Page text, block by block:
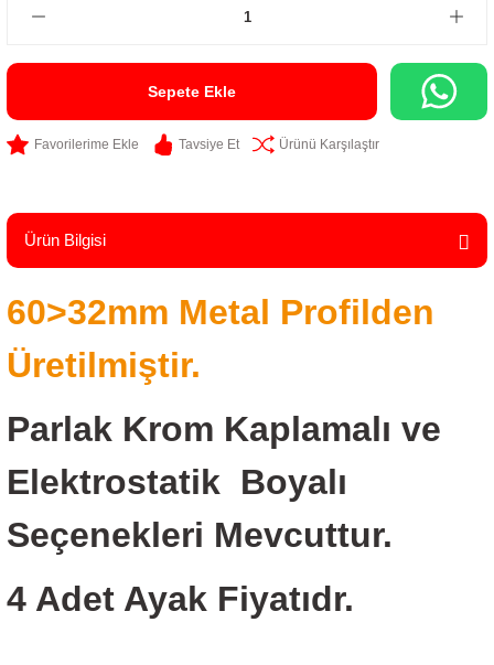
Sepete Ekle
Tavsiye Et Ürünü Karşılaştır
Ürün Bilgisi
60>32mm Metal Profilden
Üretilmiştir.
Parlak Krom Kaplamalı ve
Elektrostatik Boyalı
Seçenekleri Mevcuttur.
4 Adet Ayak Fiyatıdr.